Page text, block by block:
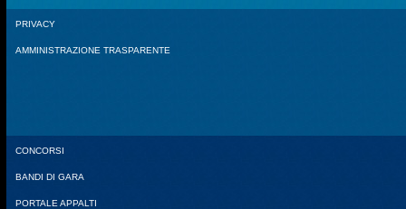
PRIVACY
AMMINISTRAZIONE TRASPARENTE
CONCORSI
BANDI DI GARA
PORTALE APPALTI